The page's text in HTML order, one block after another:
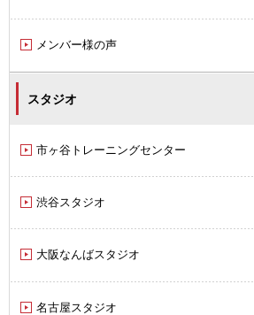
メンバー様の声
スタジオ
市ヶ谷トレーニングセンター
渋谷スタジオ
大阪なんばスタジオ
名古屋スタジオ